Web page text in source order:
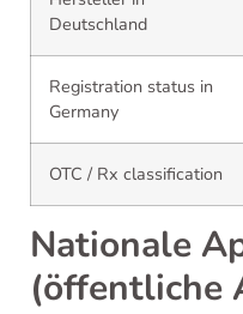
Deutschland
Registration status in
Germany
OTC / Rx classification
Nationale
(öffentliche